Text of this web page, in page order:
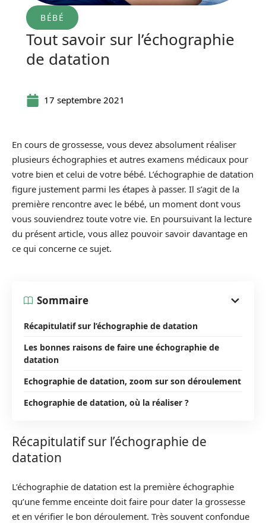
BÉBÉ
Tout savoir sur l’échographie
de datation
17 septembre 2021
En cours de grossesse, vous devez absolument réaliser
plusieurs échographies et autres examens médicaux pour
votre bien et celui de votre bébé. L’échographie de datation
figure justement parmi les étapes à passer. Il s’agit de la
première rencontre avec le bébé, un moment dont vous
vous souviendrez toute votre vie. En poursuivant la lecture
du présent article, vous allez pouvoir savoir davantage en
ce qui concerne ce sujet.
Sommaire
Récapitulatif sur l’échographie de datation
Les bonnes raisons de faire une échographie de
datation
Echographie de datation, zoom sur son déroulement
Echographie de datation, où la réaliser ?
Récapitulatif sur l’échographie de
datation
L’échographie de datation est la première échographie
qu’une femme enceinte doit faire pour dater la grossesse
et en vérifier le bon déroulement. Très souvent confondue